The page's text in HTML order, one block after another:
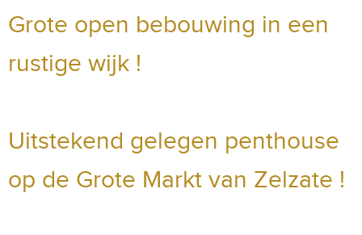
Grote open bebouwing in een
rustige wijk !
Uitstekend gelegen penthouse
op de Grote Markt van Zelzate !